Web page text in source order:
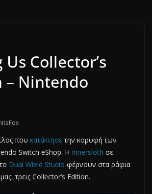
Collector’s
– Nintendo
που κατάκτησε την κορυφή των
Switch eShop. Η Innersloth σε
Dual Wield Studio φέρνουν στα ράφια
τρεις Collector’s Edition.